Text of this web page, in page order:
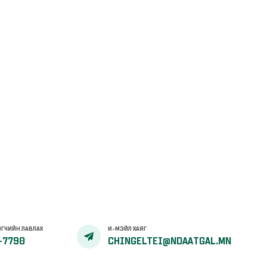
ЛАВЛАХ И-МЭЙЛ ХАЯГ
CHINGELTEI@NDAATGAL.MN